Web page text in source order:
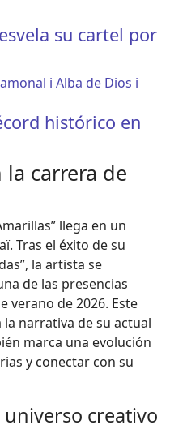
su cartel por
histórico en
la carrera de
llega en un
Tras el éxito de su
la artista se
de las presencias
verano de 2026. Este
narrativa de su actual
marca una evolución
y conectar con su
creativo